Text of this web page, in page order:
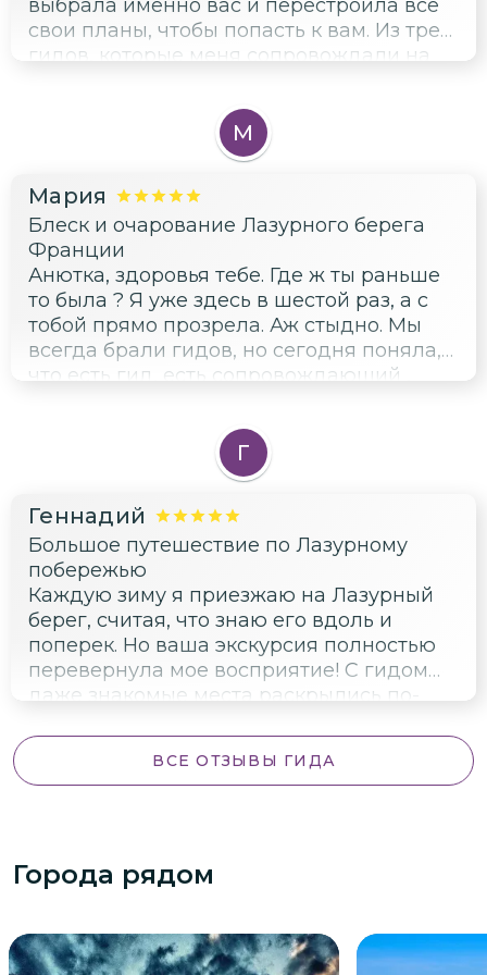
выбрала именно вас и перестроила все
свои планы, чтобы попасть к вам. Из трех
гидов, которые меня сопровождали на
вишенкой на торте!!! Влюбилась
безвозвратно. Поняла, что бронировать
нужно заранее и теперь только к вам!
М
Мария
Блеск и очарование Лазурного берега
Франции
Анютка, здоровья тебе. Где ж ты раньше
то была ? Я уже здесь в шестой раз, а с
тобой прямо прозрела. Аж стыдно. Мы
всегда брали гидов, но сегодня поняла,
что есть гид, есть сопровождающий ,
одинаковые вещи. Ты - ГИД !!!!!! Знающий,
приятный, умный, воспитанный. Твой
водитель - настоящий профессионал
не придумаешь. Машина - вылизанная,
комфортная, новая. Мы с Сашком ваши
навеки. Спасибо, что ты есть!!!!
Г
Геннадий
Большое путешествие по Лазурному
побережью
Каждую зиму я приезжаю на Лазурный
берег, считая, что знаю его вдоль и
поперек. Но ваша экскурсия полностью
перевернула мое восприятие! С гидом
даже знакомые места раскрылись по-
вашим увлекательным рассказам и
дидактическим историческим
это не просто удобно, но и позволяет
полностью расслабиться, наслаждаясь
профессиональный водитель. Такой
ВСЕ ОТЗЫВЫ ГИДА
Города рядом